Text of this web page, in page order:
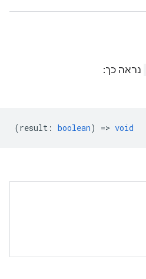
נראה כך:
(result : boolean) => void